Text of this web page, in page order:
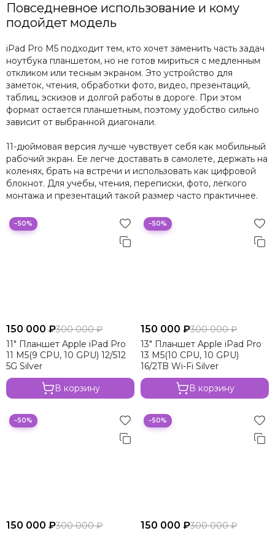
Повседневное использование и кому
подойдет модель
iPad Pro M5 подходит тем, кто хочет заменить часть задач
ноутбука планшетом, но не готов мириться с медленным
откликом или тесным экраном. Это устройство для
заметок, чтения, обработки фото, видео, презентаций,
таблиц, эскизов и долгой работы в дороге. При этом
формат остается планшетным, поэтому удобство сильно
зависит от выбранной диагонали.
11-дюймовая версия лучше чувствует себя как мобильный
рабочий экран. Ее легче доставать в самолете, держать на
коленях, брать на встречи и использовать как цифровой
блокнот. Для учебы, чтения, переписки, фото, легкого
монтажа и презентаций такой размер часто практичнее.
−50%
150 000 ₽300 000 ₽
11" Планшет Apple iPad Pro
11 M5(9 CPU, 10 GPU) 12/512
5G Silver
В корзину
−50%
150 000 ₽300 000 ₽
13" Планшет Apple iPad Pro
13 M5(10 CPU, 10 GPU)
16/2TB Wi-Fi Silver
В корзину
−50%
150 000 ₽300 000 ₽
−50%
150 000 ₽300 000 ₽